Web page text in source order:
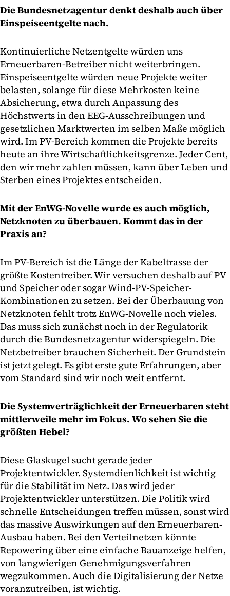
Die Bundesnetzagentur denkt deshalb auch über
Einspeiseentgelte nach.
Kontinuierliche Netzentgelte würden uns
Erneuerbaren-Betreiber nicht weiterbringen.
Einspeiseentgelte würden neue Projekte weiter
belasten, solange für diese Mehrkosten keine
Absicherung, etwa durch Anpassung des
Höchstwerts in den EEG-Ausschreibungen und
gesetzlichen Marktwerten im selben Maße möglich
wird. Im PV-Bereich kommen die Projekte bereits
heute an ihre Wirtschaftlichkeitsgrenze. Jeder Cent,
den wir mehr zahlen müssen, kann über Leben und
Sterben eines Projektes entscheiden.
Mit der EnWG-Novelle wurde es auch möglich,
Netzknoten zu überbauen. Kommt das in der
Praxis an?
Im PV-Bereich ist die Länge der Kabeltrasse der
größte Kostentreiber. Wir versuchen deshalb auf PV
und Speicher oder sogar Wind-PV-Speicher-
Kombinationen zu setzen. Bei der Überbauung von
Netzknoten fehlt trotz EnWG-Novelle noch vieles.
Das muss sich zunächst noch in der Regulatorik
durch die Bundesnetzagentur widerspiegeln. Die
Netzbetreiber brauchen Sicherheit. Der Grundstein
ist jetzt gelegt. Es gibt erste gute Erfahrungen, aber
vom Standard sind wir noch weit entfernt.
Die Systemverträglichkeit der Erneuerbaren steht
mittlerweile mehr im Fokus. Wo sehen Sie die
größten Hebel?
Diese Glaskugel sucht gerade jeder
Projektentwickler. Systemdienlichkeit ist wichtig
für die Stabilität im Netz. Das wird jeder
Projektentwickler unterstützen. Die Politik wird
schnelle Entscheidungen treffen müssen, sonst wird
das massive Auswirkungen auf den Erneuerbaren-
Ausbau haben. Bei den Verteilnetzen könnte
Repowering über eine einfache Bauanzeige helfen,
von langwierigen Genehmigungsverfahren
wegzukommen. Auch die Digitalisierung der Netze
voranzutreiben, ist wichtig.